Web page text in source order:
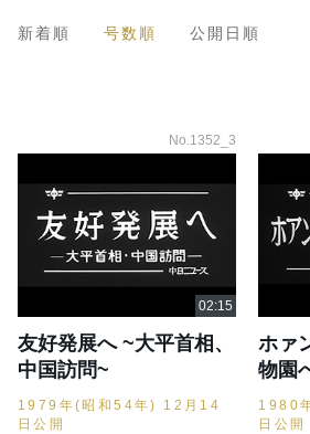
新着順 号数順 公開日順
No.1352_3
友好発展へ ~大平首相、
中国訪問~
1979年(昭和54年) 12月14
日公開
ホァ
物園
1980
日公開